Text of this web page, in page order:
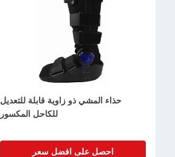
حذاء المشي ذو زاوية قابلة للتعديل
للكاحل المكسور
احصل على افضل سعر